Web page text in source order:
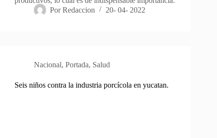
Por Redaccion 20- 04- 2022
Nacional, Portada, Salud
Seis niños contra la industria porcícola en yucatan.